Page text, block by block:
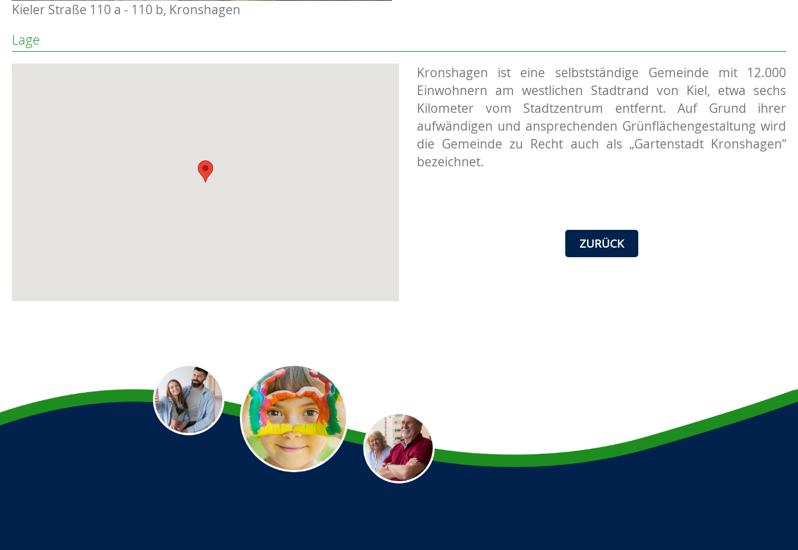
Kieler Straße 110 a - 110 b, Kronshagen
Lage
Kronshagen ist eine selbstständige Gemeinde mit 12.000
Einwohnern am westlichen Stadtrand von Kiel, etwa sechs
Kilometer vom Stadtzentrum entfernt. Auf Grund ihrer
aufwändigen und ansprechenden Grünflächengestaltung wird
die Gemeinde zu Recht auch als „Gartenstadt Kronshagen“
bezeichnet.
ZURÜCK